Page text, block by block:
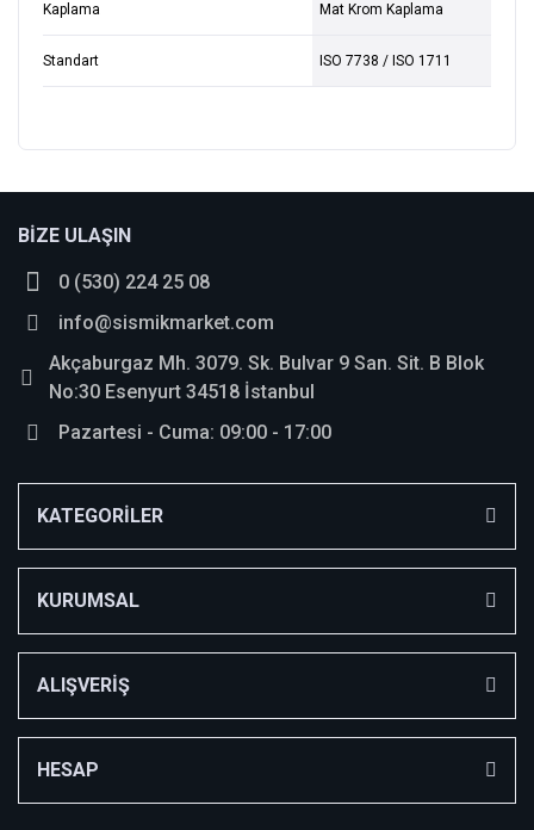
Kaplama Mat Krom Kaplama
Standart ISO 7738 / ISO 1711
BİZE ULAŞIN
0 (530) 224 25 08
info@sismikmarket.com
Akçaburgaz Mh. 3079. Sk. Bulvar 9 San. Sit. B Blok
No:30 Esenyurt 34518 İstanbul
Pazartesi - Cuma: 09:00 - 17:00
KATEGORİLER
KURUMSAL
ALIŞVERİŞ
HESAP